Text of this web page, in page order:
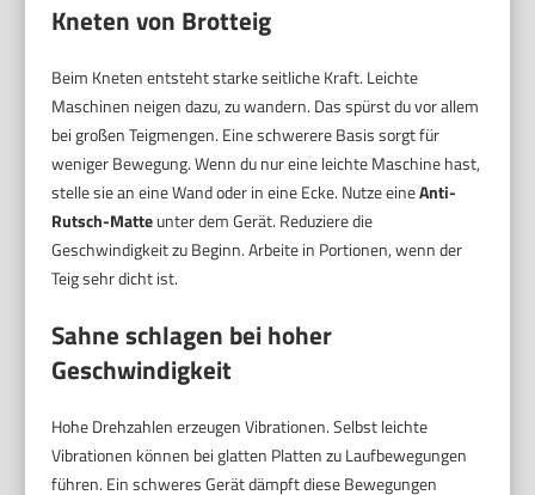
Kneten von Brotteig
Beim Kneten entsteht starke seitliche Kraft. Leichte
Maschinen neigen dazu, zu wandern. Das spürst du vor allem
bei großen Teigmengen. Eine schwerere Basis sorgt für
weniger Bewegung. Wenn du nur eine leichte Maschine hast,
stelle sie an eine Wand oder in eine Ecke. Nutze eineAnti-
Rutsch-Matteunter dem Gerät. Reduziere die
Geschwindigkeit zu Beginn. Arbeite in Portionen, wenn der
Teig sehr dicht ist.
Sahne schlagen bei hoher
Geschwindigkeit
Hohe Drehzahlen erzeugen Vibrationen. Selbst leichte
Vibrationen können bei glatten Platten zu Laufbewegungen
führen. Ein schweres Gerät dämpft diese Bewegungen